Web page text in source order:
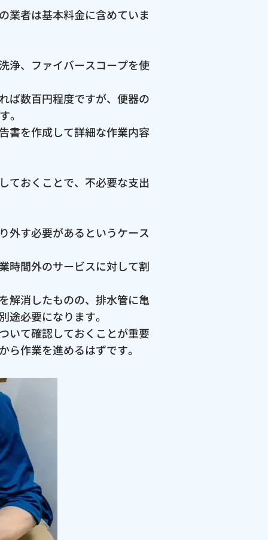
業者は基本料金に含めていま
浄、ファイバースコープを使
ば数百円程度ですが、便器の
。
書を作成して詳細な作業内容
ておくことで、不必要な支出
外す必要があるというケース
時間外のサービスに対して割
解消したものの、排水管に亀
必要になります。
いて確認しておくことが重要
作業を進めるはずです。